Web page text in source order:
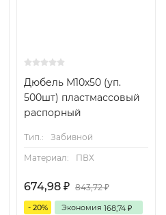
Дюбель М10х50 (уп.
500шт) пластмассовый
распорный
Тип.:
Забивной
Материал:
ПВХ
674,98 ₽ 843,72₽
- 20% Экономия 168,74 ₽